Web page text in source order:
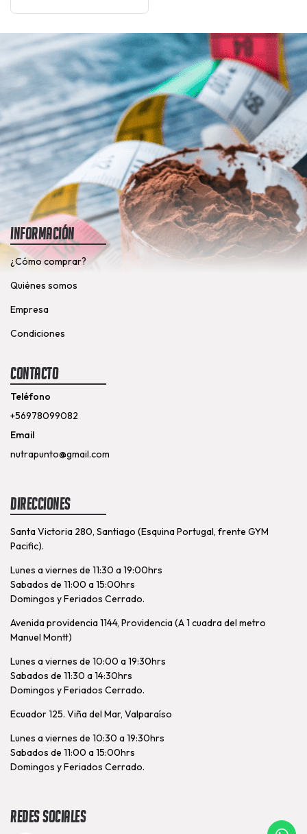
Información
¿Cómo comprar?
Quiénes somos
Empresa
Condiciones
Contacto
Teléfono
+56978099082
Email
nutrapunto@gmail.com
Direcciones
Santa Victoria 280, Santiago (Esquina Portugal, frente GYM
Pacific).
Lunes a viernes de 11:30 a 19:00hrs
Sabados de 11:00 a 15:00hrs
Domingos y Feriados Cerrado.
Avenida providencia 1144, Providencia (A 1 cuadra del metro
Manuel Montt)
Lunes a viernes de 10:00 a 19:30hrs
Sabados de 11:30 a 14:30hrs
Domingos y Feriados Cerrado.
Ecuador 125. Viña del Mar, Valparaíso
Lunes a viernes de 10:30 a 19:30hrs
Sabados de 11:00 a 15:00hrs
Domingos y Feriados Cerrado.
Redes Sociales